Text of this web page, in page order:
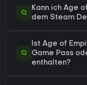
Q
Kann ich Age
dem Steam
Q
Ist Age of
Game Pass
enthalten?